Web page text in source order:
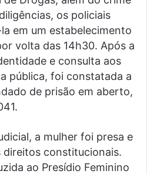
os policiais
em um estabelecimento
volta das 14h30. Após a
e consulta aos
pública, foi constatada a
de prisão em aberto,
a mulher foi presa e
direitos constitucionais.
ao Presídio Feminino